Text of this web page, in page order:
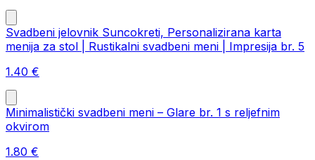
Svadbeni jelovnik Suncokreti, Personalizirana karta
menija za stol | Rustikalni svadbeni meni | Impresija br. 5
1.40 €
Minimalistički svadbeni meni – Glare br. 1 s reljefnim
okvirom
1.80 €